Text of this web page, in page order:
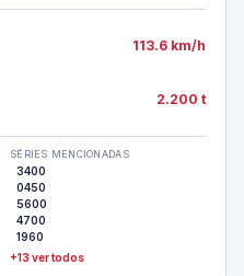
113.6 km/h
2.200 t
SÉRIES MENCIONADAS
3400
0450
5600
4700
1960
+13 ver todos